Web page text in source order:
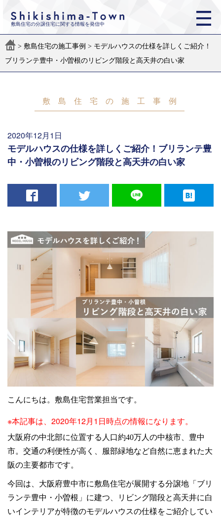
敷島住宅の分譲住宅に関する情報を発信中
> 敷島住宅の施工事例 > モデルハウスの仕様を詳しくご紹介！
ブリランテ豊中・小曽根のリビング階段と高天井の白い家
敷島住宅の施工事例
2020年12月1日
モデルハウスの仕様を詳しくご紹介！ブリランテ豊
中・小曽根のリビング階段と高天井の白い家
こんにちは。敷島住宅営業担当です。
※本記事は、2020年12月1日時点の情報になります。
大阪府の中北部に位置する人口約40万人の中核市、豊中
市。交通の利便性が高く、服部緑地など自然に恵まれた大
阪の主要都市です。
今回は、大阪府豊中市に敷島住宅が展開する分譲地「ブリ
ランテ豊中・小曽根」に建つ、リビング階段と高天井に白
いインテリアが特徴のモデルハウスの仕様をご紹介してい